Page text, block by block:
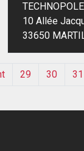
10 Allée
33650
29 30 31